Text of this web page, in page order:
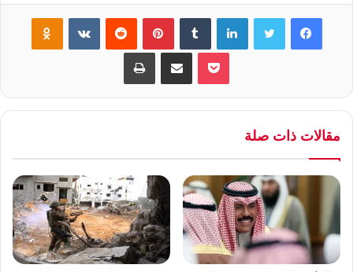
الدولي للتمور الموريتانية 2021. وقال الدكتور عبد الوهاب زايد
أمين عام الجائزة أن توقيع أربع مذكرات تفاهم خلال الحفل
الافتراضي لتكريم الفائزين بالجائزة بدورتها الثالثة عشرة
2021 يأتي ليؤكد على المصداقية العالية التي حققتها الجائزة
جريده المصرى الديمقراطى الجديد
فيسبوك تويتر لينكدإن بينتيريست
بوكيت مشاركة عبر البريد طباعة
مقالات ذات صلة